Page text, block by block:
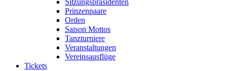
Sitzungspräsidenten
Prinzenpaare
Orden
Saison Mottos
Tanzturniere
Veranstaltungen
Vereinsausflüge
Tickets